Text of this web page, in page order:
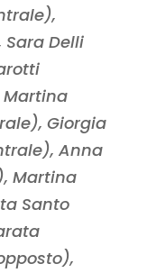
Delli
Martina
Giorgia
Anna
Martina
Santo